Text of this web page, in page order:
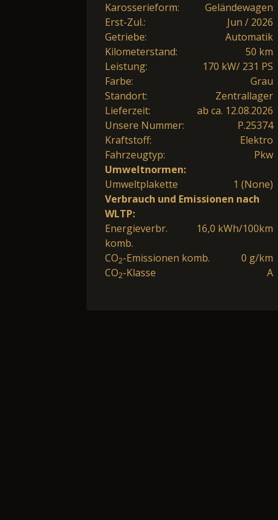
Karosserieform:
Geländewagen
Erst-Zul.:
Jun / 2026
Getriebe:
Automatik
Kilometerstand:
50 km
Leistung:
170 kW/ 231 PS
Farbe:
Grau
Standort:
Zentrallager
Lieferzeit:
ab ca. 12.08.2026
Unsere Nummer:
P.25374
Kraftstoff:
Elektro
Fahrzeugtyp:
Pkw
Umweltnormen:
Umweltplakette
1 (None)
Verbrauch und Emissionen nach
WLTP:
Energieverbr.
komb.
16,0 kWh/100km
CO2-Emissionen komb.
0 g/km
CO2-Klasse A